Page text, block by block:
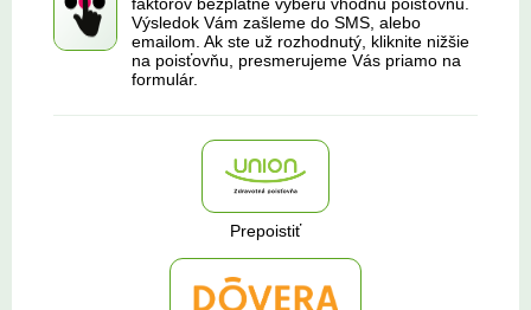
Výsledok Vám zašleme do SMS, alebo
emailom. Ak ste už rozhodnutý, kliknite nižšie
na poisťovňu, presmerujeme Vás priamo na
formulár.
Prepoistiť